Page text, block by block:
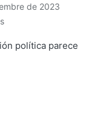
de 2023
política parece